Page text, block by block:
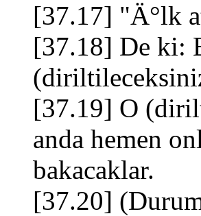
[37.17] "Ä°lk
[37.18] De ki:
[37.19] O
anda hemen
bakacaklar.
[37.20]